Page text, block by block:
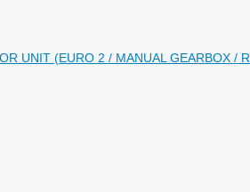
UNIT (EURO 2 / MANUAL GEARBOX /